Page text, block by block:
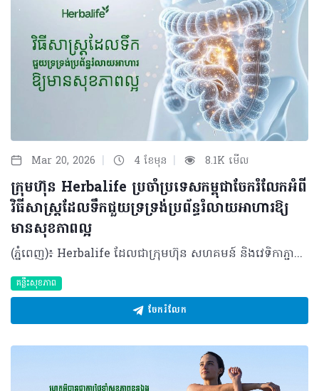
Mar 20, 2026 | 4 ខែមុន | 8.1K មើល
ក្រុមហ៊ុន Herbalife ប្រចាំប្រទេសកម្ពុជាចែករំលែកអំពី
វិធីសាស្រ្តដែលទឹកជួយទ្រទ្រង់ប្រព័ន្ធរំលាយអាហារឱ្យ
មានសុខភាពល្អ
(ភ្នំពេញ)៖ Herbalife ដែលជាក្រុមហ៊ុន សហគមន៍ និងវេទិកាភ្ជាប់ទំនាក់ទំនង លំដាប់ថ្នាក់ពិភពលោក ផ្នែកសុខភាព និងសុខុមាលភាពបានចែករំលែកអំពី របៀបដែលទឹកជួយទ្រទ្រង់ប្រព័ន្ធរំលាយអាហារឱ្យមានសុខភាពល្អ។ ទឹកគឺជាកត្តាចម្បងបំផុតដែលជួយឱ្យប្រព័ន្ធរំលាយអាហារដំណើរការបានរលូន តាំងពីចំណុចចាប់ផ្ដើមរហូតដល់បញ្ចប់។ បច្ចុប្បន្ន ការយកចិត្តទុកដាក់លើសុខភាពប្រព័ន្ធរំលាយអាហារមានការកើនឡើងយ៉ាងខ្លាំង ដោយសារការរកឃើញថ្មីៗអំពី "មីក្រូជីវចម្រុះក្នុងពោះវៀន" (Gut Microbiome)។ វាគឺជាបណ្តុំបាក់តេរីដែលរស់នៅក្នុងបំពង់រំលាយអាហារ ហើយមានឥទ្ធិពលយ៉ាងខ្លាំងដល់ប្រព័ន្ធសុខភាពទូទៅនៃរាងកាយទាំងមូល។ អ្នកប្រហែលជាបានដឹងខ្លះស្រាប់មកហើយថា ដើម្បីរក្សាប្រព័ន្ធរំលាយអាហាររបស់អ្នកឱ្យមានសុខភាពល្អ ការទទួលទានប្រូបាយអូទិក (probiotics - បាក់តេរី "ល្អ") ក៏ដូចជា ព្រីបីយូទិក (prebiotics - "អាហារ" សម្រាប់ប្រូបាយអូទិក) និងជាតិសរសៃឱ្យបានគ្រប់គ្រាន់ គឺជារឿងសំខាន់ដែលអ្នកមិនគួរមើលរំលង។ ប៉ុន្តែមានរឿងមួយដែលសាមញ្ញនិងរឹតតែសំខាន់នោះគឺ៖ ទឹក។ ទឹកមានវត្តមាននៅក្នុងគ្រប់ជំហាននៃដំណើរការរំលាយអាហារ ហេតុដូច្នោះហើយទើបការរក្សាជាតិទឹកឱ្យបានគ្រប់គ្រាន់មានសារៈសំខាន់ខ្លាំងចំពោះសុខភាពរបស់អ្នក។ តើទឹកជួយដល់ការរំលាយអាហារយ៉ាងដូចម្តេច? ចាប់ផ្តើមតាំងពីចំណុចដំបូងបំផុតនៃដំណើរការរំលាយអាហារ ទឹកគឺជាសមាសធាតុសំខាន់នៃទឹកមាត់។ ទឹកមាត់មានមុខងារជាច្រើនដូចជា៖ • វាជួយធ្វើឱ្យអាហារមានសំណើម ដែលបង្កភាពងាយស្រួលក្នុងការទំពា និងលេបចូល • ទឹកមាត់ក៏មានផ្ទុកអង់ស៊ីម ដែលវាដើរតួជាអ្នកបំបែកសារធាតុអាហារដូចជា ជាតិខ្លាញ់ និងកាបូអ៊ីដ្រាត តាំងពីដំបូងបំផុតមុនក្រពះទៅទៀត នៅពេលអាហារឆ្លងកាត់ចូលទៅក្នុងក្រពះ ទឹកក្រពះត្រូវបានបញ្ចេញមក។ទឹកទាំងនោះក៏មានផ្ទុកនូវអង់ស៊ីម ដែលនឹងចាប់ផ្តើម​បំបែកប្រូតេអ៊ីន និងកាបូអ៊ីដ្រាតនៅក្នុងអាហារដែលអ្នកញ៉ាំឱ្យទៅជាផ្នែកតូចៗ ទើបបញ្ជូនទៅកាន់ពោះវៀនតូច ដែលជាកន្លែងកើតមានការរំលាយអាហារភាគច្រើន។ ក្នុងដំណាក់កាលនេះ ទឹកក៏ត្រូវការជាចាំបាច់ផងដែរ ដើម្បីផលិតទឹករំអិលដែលស្រោបផ្នែកខាងក្នុងនៃក្រពះរបស់អ្នក ដែលជួយការពារពីអាស៊ីតក្រពះ។ គួរឱ្យកត់សម្គាល់ផងដែរថា វាមិនមែនជាការពិតនោះទេនូវការលើកឡើងមួយថា ការផឹកទឹកជាមួយអាហារនឹងធ្វើឱ្យទឹកក្រពះរាវខ្លាំង រហូតដល់វាមិនអាចធ្វើការងារបាន។​ តែផ្ទុយទៅវិញ ការមានជាតិទឹកគ្រប់គ្រាន់នឹងជួយជម្រុញដំណើរការនេះឱ្យកាន់តែល្អទៅវិញទេ។ របៀបដែលទឹកទ្រទ្រង់សុខភាពពោះវៀន នៅពេលអាហារផ្លាស់ទីតាមពោះវៀនតូច មានសកម្មភាពរំលាយអាហារជាច្រើនដែលទឹកជួយសម្របសម្រួល៖ • សារធាតុរាវ (ដែលបញ្ចេញពីក្នុងខ្លួន) កាន់តែច្រើន ត្រូវបានបញ្ចេញទៅក្នុងពោះវៀនតូច ពីស្រទាប់ផ្ទៃខាងក្នុងនៃពោះវៀនផ្ទាល់ ក៏ដូចជាពីលំពែង និងថ្លើមផងដែរ។ • អង់ស៊ីមធ្វើការដើម្បីពន្លឿនដំណើរការ និងជួយរៀបចំសម្របសម្រួលការស្រូបយកនៅដំណាក់កាលចុងក្រោយនៃការរំលាយអាហារ៖ អាស៊ីតអាមីណូពីប្រូតេអ៊ីន អាស៊ីតខ្លាញ់ពីជាតិខ្លាញ់ និងម៉ូលេគុលស្ករនីមួយៗពីកាបូអ៊ីដ្រាត។ • ការស្រូបយកសារធាតុចិញ្ចឹមភាគច្រើនកើតឡើងនៅក្នុងពោះវៀនតូច ហើយបន្ទាប់មកសារធាតុចិញ្ចឹមដែលរំលាយរួច នឹងឆ្លងកាត់ទៅកាន់ចរន្តឈាមរបស់អ្នក។ នៅពេលដំណើរការរំលាយអាហារបន្តនៅក្នុងពោះវៀនធំ ទឹកក៏មានសារៈសំខាន់ខ្លាំងផងដែរ៖ • ជាតិសរសៃរលាយ (Soluble fibers) ដែលអ្នកទទួលទាន (មាននៅក្នុងអាហារដូចជា អូត សណ្តែក និងបាឡេ) វានឹងរលាយក្នុងទឹក ហើយប៉ោង និងរីកមាឌ ដែលវានឹងជួយរាងកាយស្រូបយកជាតិស្ករយឺតៗ និងបញ្ជុះកូឡេស្តេរ៉ុល។ • ជាតិសរសៃមិនរលាយ (Insoluble fiber) ដែលអ្នកទទួលទាន (មាននៅក្នុងអាហារដូចជា គ្រាប់ធញ្ញជាតិ និងបន្លែភាគច្រើន) គឺនឹងចាប់យក និងបឺតយកទឹក ដែលវាជួយជំរុញដល់ការបន្ទោបង់ឱ្យបានទៀងទាត់។ គួរបញ្ជាក់ផងដែរថា ផ្នែកខាងក្រោមនៃពោះវៀន ក៏ជាកន្លែងដែលរាងកាយរបស់អ្នកស្រូបយកជាតិរ៉ែភាគច្រើនដែលអ្នកទទួលទាន ហើយទឹកនៅទីនោះជាអ្នកជួយសម្រួលដល់ការស្រូបយកនូវសារធាតុរ៉ែទាំងអស់នោះ។ ជាការពិតណាស់ ប្រព័ន្ធរំលាយអាហារដែលមានសុខភាពល្អ គឺពឹងផ្អែកលើការមានជាតិសរសៃគ្រប់គ្រាន់។ បន្ថែមពីនេះ ការហាត់ប្រាណក៏មានសារៈសំខាន់ផងដែរ នៅពេលអ្នកធ្វើចលនាសាច់ដុំឆ្អឹងអំឡុងពេលហាត់ប្រាណ អ្នកក៏កំពុងជំរុញសាច់ដុំ រលោង (Smooth muscle) នៃបំពង់រំលាយក្នុងពេលតែមួយ ដែលវានឹងជួយជំរុញការបន្ទោបង់មានភាពទៀងទាត់។ បើទោះបីជាអ្វីដែលលើកឡើងមកនេះសំខាន់កម្រិតណាក៏ដោយ ក៏សូមកុំភ្លេចរឿងដ៏សាមញ្ញបំផុតមួយគឺទឹក ហើយអ្នកត្រូវប្រាកដថាអ្នកទទួលទានជាតិទឹកបានច្រើន និងទៀងទាត់ជារៀងរាល់ថ្ងៃ ដើម្បីរក្សាប្រព័ន្ធរំលាយអាហារទាំងស្រុងឱ្យដំណើរការបានរលូន។ អំពីក្រុមហ៊ុន Herbalife ក្រុមហ៊ុន Herbalife (NYSE: HLF) គឺជាក្រុមហ៊ុនសុខភាព និងសុខុមាលភាពឈានមុខគេ និងជាសហគមន៍ដែលកំពុងផ្លាស់ប្តូរជីវិតរបស់មនុស្សជាមួយនឹងផលិតផលអាហារូបត្ថម្ភដ៏អស្ចារ្យ និងជាឱកាសអាជីវកម្មសម្រាប់សមាជិកឯករាជ្យរបស់ខ្លួនចាប់តាំងពីឆ្នាំ 1980។ ក្រុមហ៊ុនផ្តល់ជូននូវផលិតផលដែលគាំទ្រដោយវិទ្យាសាស្រ្តដល់អ្នកប្រើប្រាស់នៅក្នុងទីផ្សារជាង 90។ តាមរយៈសមាជិកឯករាជ្យដែលផ្តល់ជូននូវការបណ្តុះបណ្តាលមួយទល់មួយ និងផ្តល់ការគាំទ្រសហគមន៍ដោយបំផុសគំនិតឱ្យអតិថិជនប្រកាន់ខ្ជាប់នូវរបៀបរស់នៅដែលមានភាពសកម្ម។
គន្លឹះសុខភាព
ចែករំលែក